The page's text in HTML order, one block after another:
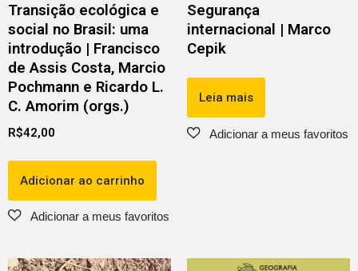
Transição ecológica e
social no Brasil: uma
introdução | Francisco
de Assis Costa, Marcio
Pochmann e Ricardo L.
C. Amorim (orgs.)
R$42,00
Adicionar ao carrinho
Segurança
internacional | Marco
Cepik
Leia mais